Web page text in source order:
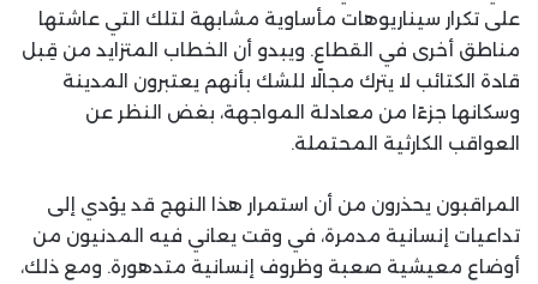
على تكرار سيناريوهات مأساوية مشابهة لتلك التي عاشتها
مناطق أخرى في القطاع. ويبدو أن الخطاب المتزايد من قِبل
قادة الكتائب لا يترك مجالًا للشك بأنهم يعتبرون المدينة
وسكانها جزءًا من معادلة المواجهة، بغض النظر عن
العواقب الكارثية المحتملة.
المراقبون يحذرون من أن استمرار هذا النهج قد يؤدي إلى
تداعيات إنسانية مدمرة، في وقت يعاني فيه المدنيون من
أوضاع معيشية صعبة وظروف إنسانية متدهورة. ومع ذلك،